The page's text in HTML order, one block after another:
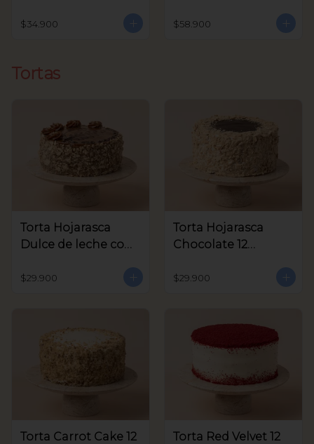
$34.900 $58.900
Tortas
Torta Hojarasca
Dulce de leche con
aprox
$29.900
Torta Hojarasca
Chocolate 12
$29.900
Torta Carrot Cake 12 Torta Red Velvet 12